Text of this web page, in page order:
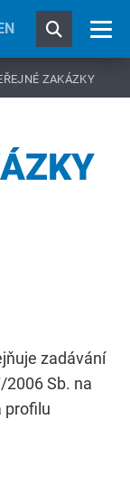
ZAKÁZKY
zadávání
2006 Sb. na
profilu